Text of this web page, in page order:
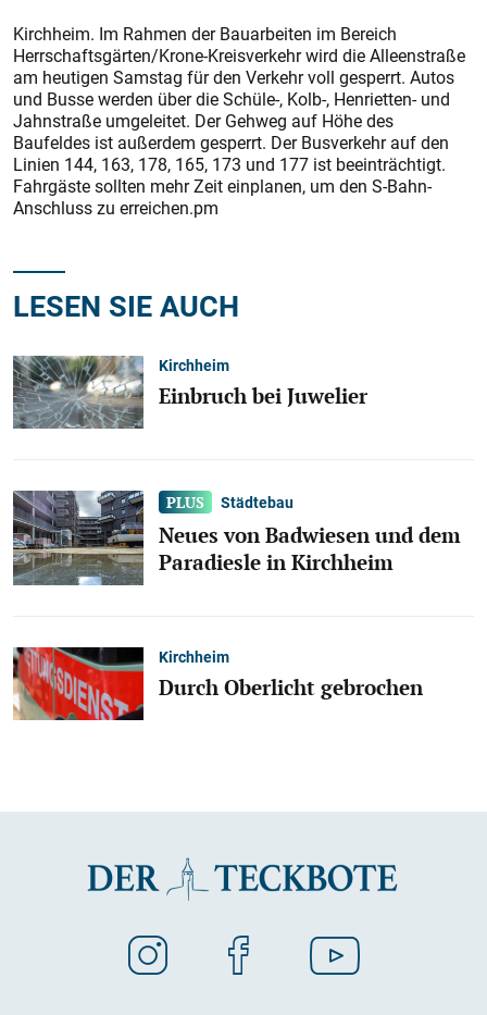
Kirchheim. Im Rahmen der Bauarbeiten im Bereich
Herrschaftsgärten/Krone-Kreisverkehr wird die Alleenstraße
am heutigen Samstag für den Verkehr voll gesperrt. Autos
und Busse werden über die Schüle-, Kolb-, Henrietten- und
Jahnstraße umgeleitet. Der Gehweg auf Höhe des
Baufeldes ist außerdem gesperrt. Der Busverkehr auf den
Linien 144, 163, 178, 165, 173 und 177 ist beeinträchtigt.
Fahrgäste sollten mehr Zeit einplanen, um den S-Bahn-
Anschluss zu erreichen.pm
LESEN SIE AUCH
Kirchheim
Einbruch bei Juwelier
Städtebau
Neues von Badwiesen und dem
Paradiesle in Kirchheim
Kirchheim
Durch Oberlicht gebrochen